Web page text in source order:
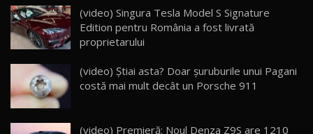
17 20:06
Va fi modelul nr.1 BYD în Moldova? BYD Seal U
30:08
AutoBlog.MD
23:36
(video) Singura Tesla Model S Signature
Edition pentru România a fost livrată
proprietarului
(video) Știai asta? Doar șuruburile unui Pagani
costă mai mult decât un Porsche 911
(video) Premieră: Noul Denza Z9S are 1210